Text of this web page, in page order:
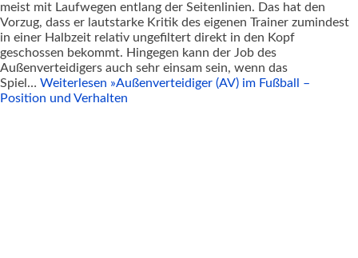
meist mit Laufwegen entlang der Seitenlinien. Das hat den
Vorzug, dass er lautstarke Kritik des eigenen Trainer zumindest
in einer Halbzeit relativ ungefiltert direkt in den Kopf
geschossen bekommt. Hingegen kann der Job des
Außenverteidigers auch sehr einsam sein, wenn das
Spiel… Weiterlesen »Außenverteidiger (AV) im Fußball –
Position und Verhalten